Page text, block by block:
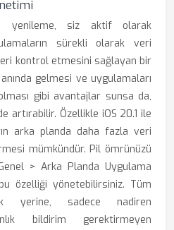
yenileme, siz aktif olarak
sürekli olarak veri
kontrol etmesini sağlayan bir
gelmesi ve uygulamaları
olması gibi avantajlar sunsa da,
artırabilir. Özellikle iOS 20.1 ile
arka planda daha fazla veri
mümkündür. Pil ömrünüzü
> Arka Planda Uygulama
özelliği yönetebilirsiniz. Tüm
yerine, sadece nadiren
bildirim gerektirmeyen